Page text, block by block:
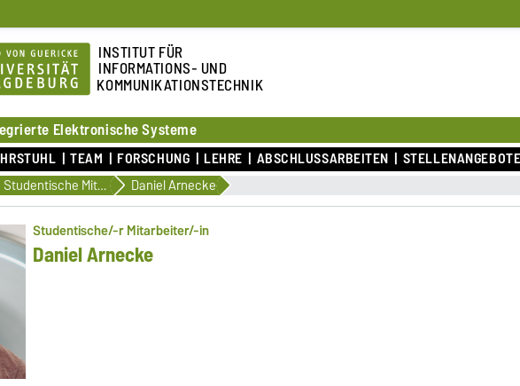
INSTITUT FÜR
INFORMATIONS- UND
KOMMUNIKATIONSTECHNIK
Elektronische Systeme
TEAM FORSCHUNG LEHRE ABSCHLUSSARBEITEN STELLENANGEBOTE
Studentische Mitarbeiterinnen und Mitarbeiter Daniel Arnecke
Studentische/-r Mitarbeiter/-in
Daniel Arnecke